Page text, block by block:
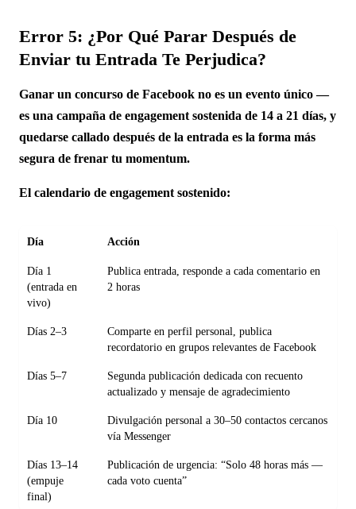
Error 5: ¿Por Qué Parar Después de
Enviar tu Entrada Te Perjudica?
Ganar un concurso de Facebook no es un evento único —
es una campaña de engagement sostenida de 14 a 21 días, y
quedarse callado después de la entrada es la forma más
segura de frenar tu momentum.
El calendario de engagement sostenido:
Día Acción
Día 1
(entrada en
vivo)
Publica entrada, responde a cada comentario en
2 horas
Días 2–3
Comparte en perfil personal, publica
recordatorio en grupos relevantes de Facebook
Días 5–7
Segunda publicación dedicada con recuento
actualizado y mensaje de agradecimiento
Día 10
Divulgación personal a 30–50 contactos cercanos
vía Messenger
Días 13–14
(empuje
final)
Publicación de urgencia: “Solo 48 horas más —
cada voto cuenta”